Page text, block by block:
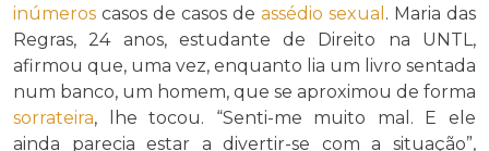
inúmeros casos de casos de assédio sexual . Maria das
Regras, 24 anos, estudante de Direito na UNTL,
afirmou que, uma vez, enquanto lia um livro sentada
num banco, um homem, que se aproximou de forma
sorrateira, lhe tocou. “Senti-me muito mal. E ele
ainda parecia estar a divertir-se com a situação”,